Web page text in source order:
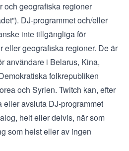
och geografiska regioner
DJ-programmet och/eller
inte tillgängliga för
eller geografiska regioner. De är
användare i Belarus, Kina,
folkrepubliken
och Syrien. Twitch kan, efter
eller avsluta DJ-programmet
helt eller delvis, när som
som helst eller av ingen